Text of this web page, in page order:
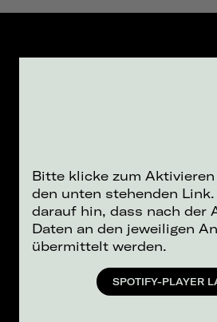
Bitte klicke zum
den unten stehenden
darauf hin, dass nach der
Daten an den jeweiligen
übermittelt werden.
SPOTIFY-PLAYER